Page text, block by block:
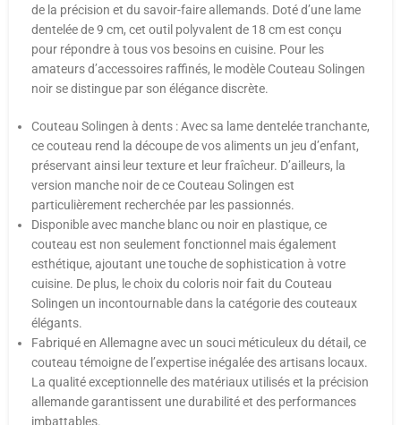
de la précision et du savoir-faire allemands. Doté d’une lame
dentelée de 9 cm, cet outil polyvalent de 18 cm est conçu
pour répondre à tous vos besoins en cuisine. Pour les
amateurs d’accessoires raffinés, le modèle Couteau Solingen
noir se distingue par son élégance discrète.
Couteau Solingen à dents : Avec sa lame dentelée tranchante,
ce couteau rend la découpe de vos aliments un jeu d’enfant,
préservant ainsi leur texture et leur fraîcheur. D’ailleurs, la
version manche noir de ce Couteau Solingen est
particulièrement recherchée par les passionnés.
Disponible avec manche blanc ou noir en plastique, ce
couteau est non seulement fonctionnel mais également
esthétique, ajoutant une touche de sophistication à votre
cuisine. De plus, le choix du coloris noir fait du Couteau
Solingen un incontournable dans la catégorie des couteaux
élégants.
Fabriqué en Allemagne avec un souci méticuleux du détail, ce
couteau témoigne de l’expertise inégalée des artisans locaux.
La qualité exceptionnelle des matériaux utilisés et la précision
allemande garantissent une durabilité et des performances
imbattables.